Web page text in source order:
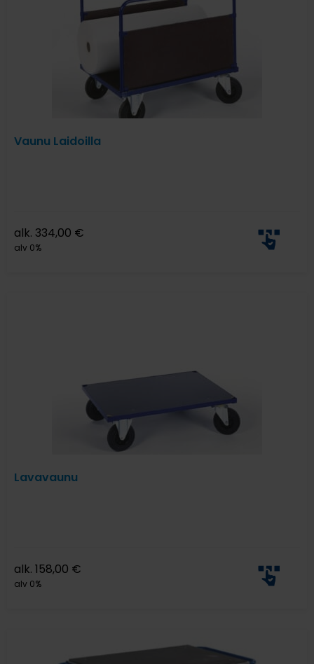
Vaunu Laidoilla
alk. 334,00 €
alv 0%
Lavavaunu
alk. 158,00 €
alv 0%